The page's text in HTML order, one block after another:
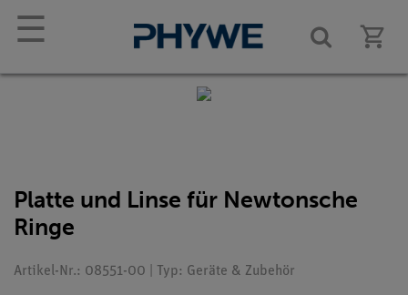
☰
Platte und Linse für Newtonsche
Ringe
Artikel-Nr.: 08551-00 | Typ: Geräte & Zubehör